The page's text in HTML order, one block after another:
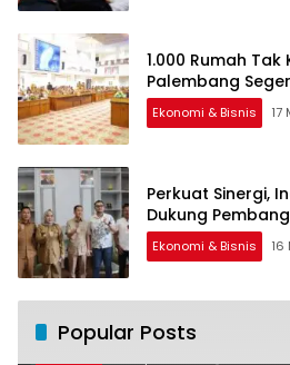
1.000 Rumah Tak
Palembang
Ekonomi & Bisnis 17
Perkuat Sinergi,
Dukung
Ekonomi & Bisnis
Popular Posts
1
ini Membengkak